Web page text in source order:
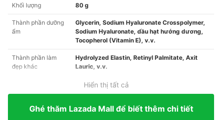
Khối lượng 80 g
Thành phần dưỡng
ẩm
Glycerin, Sodium Hyaluronate Crosspolymer,
Sodium Hyaluronate, dầu hạt hướng dương,
Tocopherol (Vitamin E), v.v.
Thành phần làm
đẹp khác
Hydrolyzed Elastin, Retinyl Palmitate, Axit
Lauric, v.v.
Hiển thị tất cả
Ghé thăm Lazada Mall để biết thêm chi tiết